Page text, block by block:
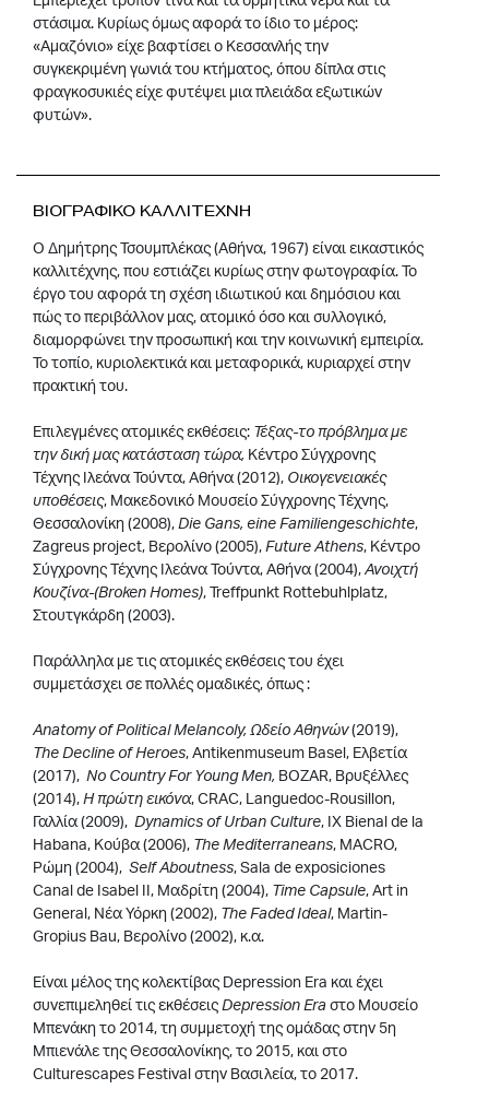
στάσιμα. Κυρίως όμως αφορά το ίδιο το μέρος:
«Αμαζόνιο» είχε βαφτίσει ο Κεσσανλής την
συγκεκριμένη γωνιά του κτήματος, όπου δίπλα στις
φραγκοσυκιές είχε φυτέψει μια πλειάδα εξωτικών
φυτών».
ΒΙΟΓΡΑΦΙΚΟ ΚΑΛΛΙΤΕΧΝΗ
Ο Δημήτρης Τσουμπλέκας (Αθήνα, 1967) είναι εικαστικός
καλλιτέχνης, που εστιάζει κυρίως στην φωτογραφία. Το
έργο του αφορά τη σχέση ιδιωτικού και δημόσιου και
πώς το περιβάλλον μας, ατομικό όσο και συλλογικό,
διαμορφώνει την προσωπική και την κοινωνική εμπειρία.
Το τοπίο, κυριολεκτικά και μεταφορικά, κυριαρχεί στην
πρακτική του.
Επιλεγμένες ατομικές εκθέσεις: Τέξας-το πρόβλημα με
την δική μας κατάσταση τώρα, Κέντρο Σύγχρονης
Τέχνης Ιλεάνα Τούντα, Αθήνα (2012), Oικογενειακές
υποθέσεις, Μακεδονικό Μουσείο Σύγχρονης Τέχνης,
Θεσσαλονίκη (2008), Die Gans, eine Familiengeschichte,
Zagreus project, Bερολίνο (2005), Future Athens, Κέντρο
Σύγχρονης Τέχνης Ιλεάνα Τούντα, Αθήνα (2004),Ανοιχτή
Κουζίνα-(Broken Homes), Treffpunkt Rottebuhlplatz,
Στουτγκάρδη (2003).
Παράλληλα με τις ατομικές εκθέσεις του έχει
συμμετάσχει σε πολλές ομαδικές, όπως :
Anatomy of Political Melancoly, Ωδείο Αθηνών(2019),
The Decline of Heroes, Antikenmuseum Basel, Ελβετία
(2017), Νο Country For Young Men, BOZAR, Βρυξέλλες
(2014), Η πρώτη εικόνα, CRAC, Languedoc-Rousillon,
Γαλλία (2009), Dynamics of Urban Culture, IX Bienal de la
Habana, Κούβα (2006), The Mediterraneans, MACRO,
Ρώμη (2004), Self Aboutness, Sala de exposiciones
Canal de Isabel II, Μαδρίτη (2004), Time Capsule, Art in
General, Νέα Υόρκη (2002), The Faded Ideal, Martin-
Gropius Bau, Βερολίνο (2002), κ.α.
Είναι μέλος της κολεκτίβας Depression Era και έχει
συνεπιμεληθεί τις εκθέσεις Depression Eraστο Μουσείο
Μπενάκη το 2014, τη συμμετοχή της ομάδας στην 5η
Μπιενάλε της Θεσσαλονίκης, το 2015, και στο
Culturescapes Festival στην Bασιλεία, το 2017.